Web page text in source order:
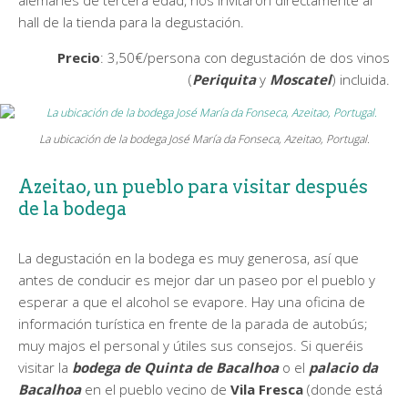
hall de la tienda para la degustación.
Precio: 3,50€/persona con degustación de dos vinos
(Periquita y Moscatel) incluida.
La ubicación de la bodega José María da Fonseca, Azeitao, Portugal.
Azeitao, un pueblo para visitar después
de la bodega
La degustación en la bodega es muy generosa, así que
antes de conducir es mejor dar un paseo por el pueblo y
esperar a que el alcohol se evapore. Hay una oficina de
información turística en frente de la parada de autobús;
muy majos el personal y útiles sus consejos. Si queréis
visitar la bodega de Quinta de Bacalhoao el palacio da
Bacalhoaen el pueblo vecino de Vila Fresca (donde está